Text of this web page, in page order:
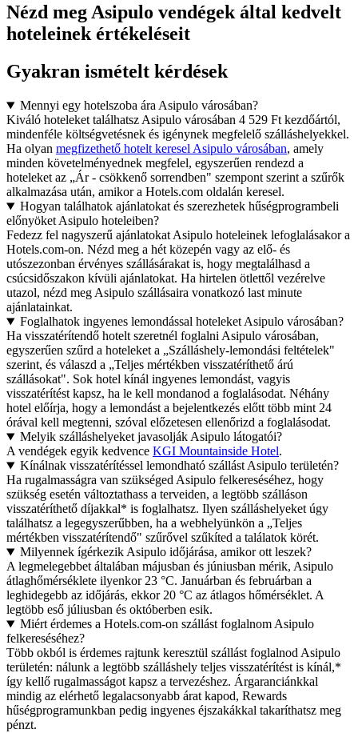
Nézd meg Asipulo vendégek által kedvelt
hoteleinek értékeléseit
Gyakran ismételt kérdések
Mennyi egy hotelszoba ára Asipulo városában?
Kiváló hoteleket találhatsz Asipulo városában 4 529 Ft kezdőártól,
mindenféle költségvetésnek és igénynek megfelelő szálláshelyekkel.
Ha olyan megfizethető hotelt keresel Asipulo városában, amely
minden követelményednek megfelel, egyszerűen rendezd a
hoteleket az „Ár - csökkenő sorrendben" szempont szerint a szűrők
alkalmazása után, amikor a Hotels.com oldalán keresel.
Hogyan találhatok ajánlatokat és szerezhetek hűségprogrambeli
előnyöket Asipulo hoteleiben?
Fedezz fel nagyszerű ajánlatokat Asipulo hoteleinek lefoglalásakor a
Hotels.com-on. Nézd meg a hét közepén vagy az elő- és
utószezonban érvényes szállásárakat is, hogy megtalálhasd a
csúcsidőszakon kívüli ajánlatokat. Ha hirtelen ötlettől vezérelve
utazol, nézd meg Asipulo szállásaira vonatkozó last minute
ajánlatainkat.
Foglalhatok ingyenes lemondással hoteleket Asipulo városában?
Ha visszatérítendő hotelt szeretnél foglalni Asipulo városában,
egyszerűen szűrd a hoteleket a „Szálláshely-lemondási feltételek"
szerint, és válaszd a „Teljes mértékben visszatéríthető árú
szállásokat". Sok hotel kínál ingyenes lemondást, vagyis
visszatérítést kapsz, ha le kell mondanod a foglalásodat. Néhány
hotel előírja, hogy a lemondást a bejelentkezés előtt több mint 24
órával kell megtenni, szóval előzetesen ellenőrizd a foglalásodat.
Melyik szálláshelyeket javasolják Asipulo látogatói?
A vendégek egyik kedvence KGI Mountainside Hotel.
Kínálnak visszatérítéssel lemondható szállást Asipulo területén?
Ha rugalmasságra van szükséged Asipulo felkereséséhez, hogy
szükség esetén változtathass a terveiden, a legtöbb szálláson
visszatéríthető díjakkal* is foglalhatsz. Ilyen szálláshelyeket úgy
találhatsz a legegyszerűbben, ha a webhelyünkön a „Teljes
mértékben visszatérítendő" szűrővel szűkíted a találatok körét.
Milyennek ígérkezik Asipulo időjárása, amikor ott leszek?
A legmelegebbet általában májusban és júniusban mérik, Asipulo
átlaghőmérséklete ilyenkor 23 °C. Januárban és februárban a
leghidegebb az időjárás, ekkor 20 °C az átlagos hőmérséklet. A
legtöbb eső júliusban és októberben esik.
Miért érdemes a Hotels.com-on szállást foglalnom Asipulo
felkereséséhez?
Több okból is érdemes rajtunk keresztül szállást foglalnod Asipulo
területén: nálunk a legtöbb szálláshely teljes visszatérítést is kínál,*
így kellő rugalmasságot kapsz a tervezéshez. Árgaranciánkkal
mindig az elérhető legalacsonyabb árat kapod, Rewards
hűségprogramunkban pedig ingyenes éjszakákkal takaríthatsz meg
pénzt.